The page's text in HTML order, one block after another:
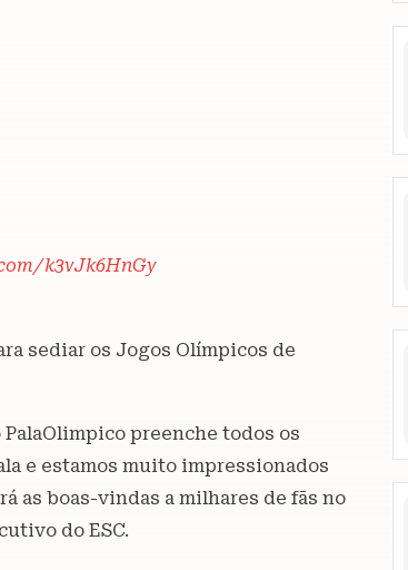
k3vJk6HnGy
sediar os Jogos Olímpicos de
preenche todos os
e estamos muito impressionados
as boas-vindas a milhares de fãs no
do ESC.